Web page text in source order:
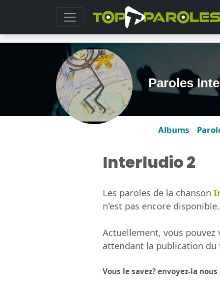
Paroles
Albums
Interludio 2
Les paroles de la chanson
n'est pas encore disponible.
Actuellement, vous pouvez
attendant la publication du
Vous le savez? envoyez-la